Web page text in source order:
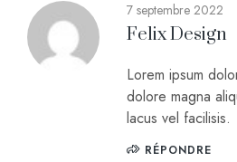
7 septembre 2022
Felix Design
Lorem ipsum
dolore magna
lacus vel facilisis.
RÉPONDRE